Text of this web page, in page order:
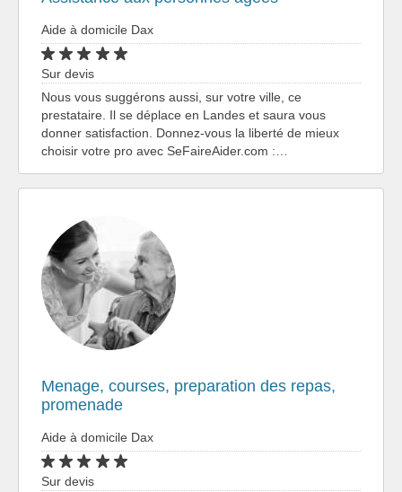
Aide à domicile Dax
Sur devis
Nous vous suggérons aussi, sur votre ville, ce
prestataire. Il se déplace en Landes et saura vous
donner satisfaction. Donnez-vous la liberté de mieux
choisir votre pro avec SeFaireAider.com :…
Menage, courses, preparation des repas,
promenade
Aide à domicile Dax
Sur devis